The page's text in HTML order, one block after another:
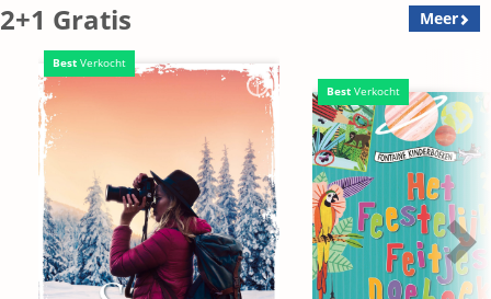
2+1 Gratis Meer
Best Verkocht
Best Verkocht